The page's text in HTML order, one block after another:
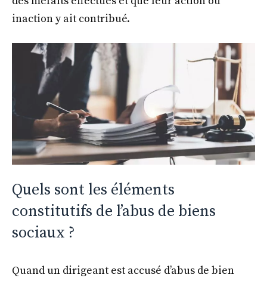
inaction y ait contribué.
Quels sont les éléments
constitutifs de l’abus de biens
sociaux ?
Quand un dirigeant est accusé d’abus de bien